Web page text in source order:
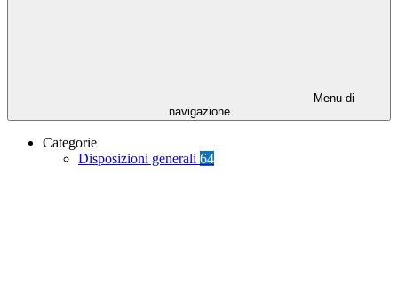
Menu di
navigazione
Categorie
Disposizioni generali 64